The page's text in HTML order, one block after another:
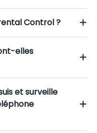
Control ?
elles
et surveille